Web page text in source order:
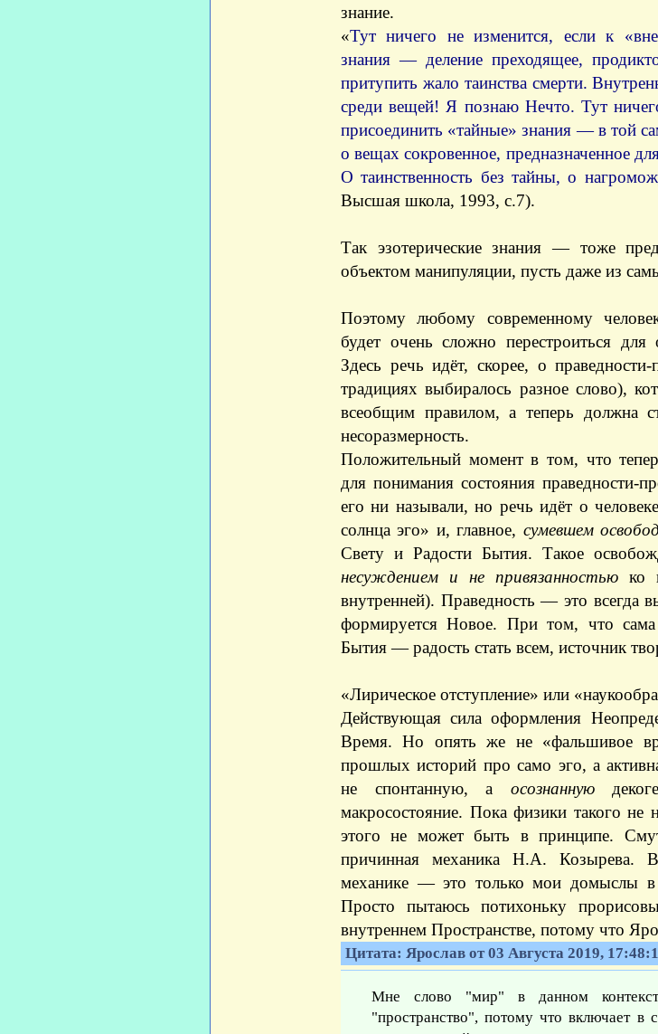
знание.
«Тут ничего не изменится, если к
знания — деление преходящее,
притупить жало таинства смерти.
среди вещей! Я познаю Нечто. Тут
присоединить «тайные» знания — в той
о вещах сокровенное, предназначенное
О таинственность без тайны, о
Высшая школа, 1993, с.7).
Так эзотерические знания — тоже
объектом манипуляции, пусть даже из
Поэтому любому современному
будет очень сложно перестроиться для
Здесь речь идёт, скорее, о
традициях выбиралось разное слово),
всеобщим правилом, а теперь должна
несоразмерность.
Положительный момент в том, что
для понимания состояния праведности-
его ни называли, но речь идёт о
солнца эго» и, главное, сумевшем
Свету и Радости Бытия. Такое
несуждением и не привязанностью ко
внутренней). Праведность — это всегда
формируется Новое. При том, что сама
Бытия — радость стать всем, источник
«Лирическое отступление» или
Действующая сила оформления
Время. Но опять же не «фальшивое
прошлых историй про само эго, а
не спонтанную, а осознанную
макросостояние. Пока физики такого
этого не может быть в принципе.
причинная механика Н.А. Козырева.
механике — это только мои домыслы в
Просто пытаюсь потихоньку
внутреннем Пространстве, потому что
Цитата: Ярослав от 03 Августа 2019,
Мне слово "мир" в данном контексте
"пространство", потому что включает